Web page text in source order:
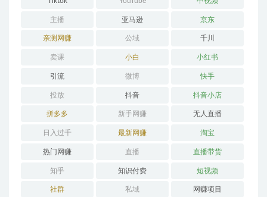
主播 亚马逊 京东
亲测网赚 公域 千川
卖课 小白 小红书
引流 微博 快手
投放 抖音 抖音小店
拼多多 新手网赚 无人直播
日入过千 最新网赚 淘宝
热门网赚 直播 直播带货
知乎 知识付费 短视频
社群 私域 网赚项目